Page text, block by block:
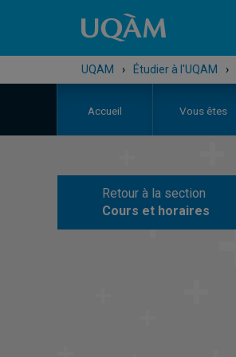
UQAM › Étudier à l'UQAM ›
Accueil Vous êtes
Retour à la section
Cours et horaires